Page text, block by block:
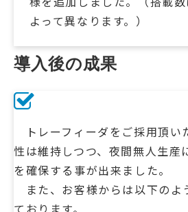
よって異なります。）
導入後の成果
トレーフィーダをご採用頂い
性は維持しつつ、夜間無人生産
を確保する事が出来ました。
また、お客様からは以下のよ
ております。